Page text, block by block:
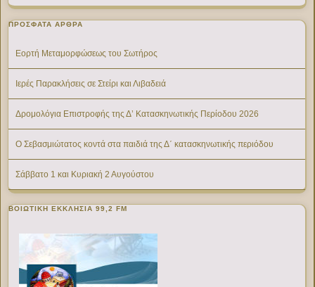
ΠΡΌΣΦΑΤΑ ΆΡΘΡΑ
Εορτή Μεταμορφώσεως του Σωτήρος
Ιερές Παρακλήσεις σε Στείρι και Λιβαδειά
Δρομολόγια Επιστροφής της Δ’ Κατασκηνωτικής Περίοδου 2026
Ο Σεβασμιώτατος κοντά στα παιδιά της Δ΄ κατασκηνωτικής περιόδου
Σάββατο 1 και Κυριακή 2 Αυγούστου
ΒΟΙΩΤΙΚΉ ΕΚΚΛΗΣΊΑ 99,2 FM